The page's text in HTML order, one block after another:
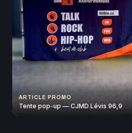
ARTICLE PROMO
Tente pop-up — CJMD Lévis 96,9